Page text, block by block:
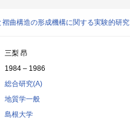
曲構造の形成機構に関する実験的研究
三梨 昂
1984 – 1986
総合研究(A)
地質学一般
島根大学